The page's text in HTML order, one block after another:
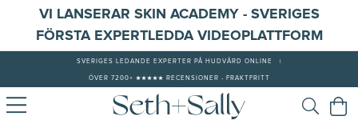
VI LANSERAR SKIN ACADEMY - SVERIGES
FÖRSTA EXPERTLEDDA VIDEOPLATTFORM
SVERIGES LEDANDE EXPERTER PÅ HUDVÅRD ONLINE
ÖVER 7200+ ★★★★★ RECENSIONER - FRAKTFRITT